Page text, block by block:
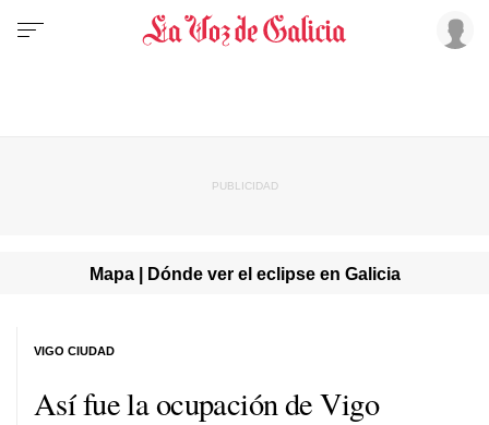
Mapa | Dónde ver el eclipse en Galicia
Así fue la ocupación de Vigo
VIGO CIUDAD